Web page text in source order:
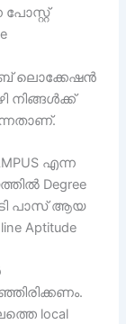
പോസ്റ്റ്
ലൊക്കേഷൻ
നിങ്ങൾക്ക്
എന്ന
Degree
പാസ് ആയ
Aptitude
local